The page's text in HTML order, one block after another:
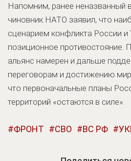
Напомним, ранее неназванный
чиновник НАТО заявил, что
сценарием конфликта России и
позиционное противостояние.
альянс намерен и дальше
переговорам и достижению
что первоначальные планы
территорий «остаются в силе».
ФРОНТ СВО ВС РФ